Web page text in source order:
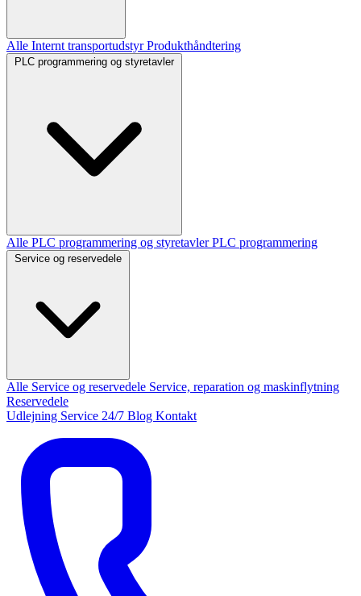
Alle Internt transportudstyrProdukthåndtering
PLC programmering og styretavler
Alle PLC programmering og styretavlerPLC programmering
Service og reservedele
Alle Service og reservedele Service, reparation og maskinflytning
Reservedele
Udlejning Service 24/7 Blog Kontakt